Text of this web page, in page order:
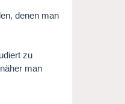
denen man
zu
man